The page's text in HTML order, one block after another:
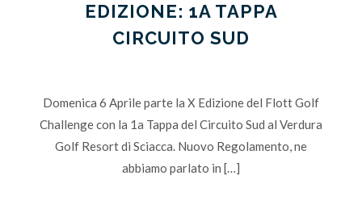
EDIZIONE: 1A TAPPA
CIRCUITO SUD
Domenica 6 Aprile parte la X Edizione del Flott Golf
Challenge con la 1a Tappa del Circuito Sud al Verdura
Golf Resort di Sciacca. Nuovo Regolamento, ne
abbiamo parlato in […]